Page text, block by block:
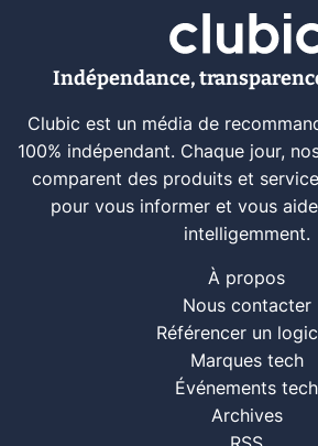
Indépendance,
Clubic est un média de
100% indépendant. Chaque jour,
comparent des produits et
pour vous informer et vous
intelligemment.
À propos
Nous contacter
Référencer un
Marques tech
Événements tech
Archives